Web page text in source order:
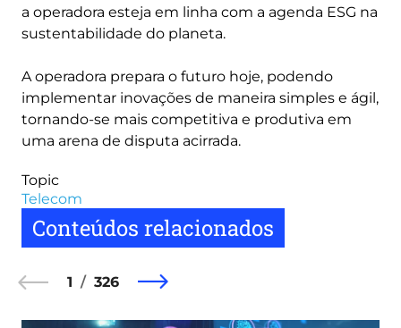
a operadora esteja em linha com a agenda ESG na
sustentabilidade do planeta.
A operadora prepara o futuro hoje, podendo
implementar inovações de maneira simples e ágil,
tornando-se mais competitiva e produtiva em
uma arena de disputa acirrada.
Topic
Telecom
Conteúdos relacionados
1 326